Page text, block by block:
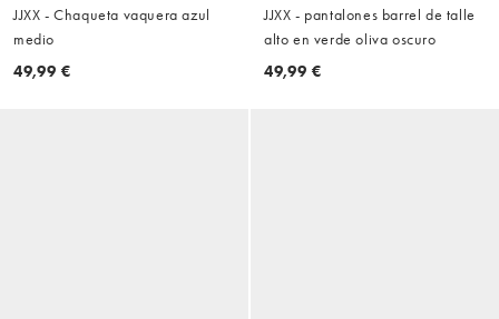
JJXX - Chaqueta vaquera azul
medio
49,99 €
JJXX - pantalones barrel de talle
alto en verde oliva oscuro
49,99 €